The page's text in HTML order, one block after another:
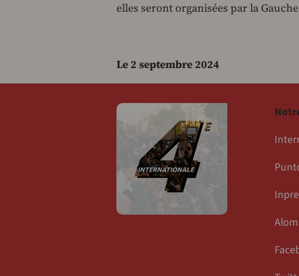
elles seront organisées par la
Le 2 septembre 2024